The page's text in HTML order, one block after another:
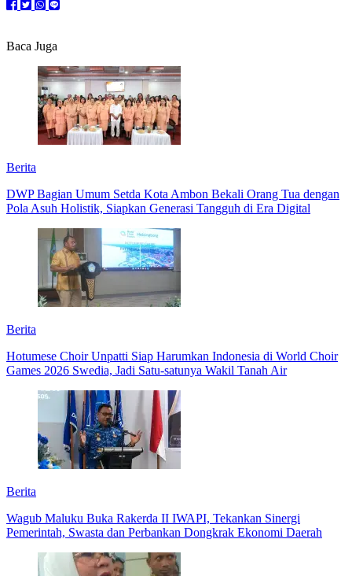
Baca Juga
Berita
DWP Bagian Umum Setda Kota Ambon Bekali Orang Tua dengan
Pola Asuh Holistik, Siapkan Generasi Tangguh di Era Digital
Berita
Hotumese Choir Unpatti Siap Harumkan Indonesia di World Choir
Games 2026 Swedia, Jadi Satu-satunya Wakil Tanah Air
Berita
Wagub Maluku Buka Rakerda II IWAPI, Tekankan Sinergi
Pemerintah, Swasta dan Perbankan Dongkrak Ekonomi Daerah